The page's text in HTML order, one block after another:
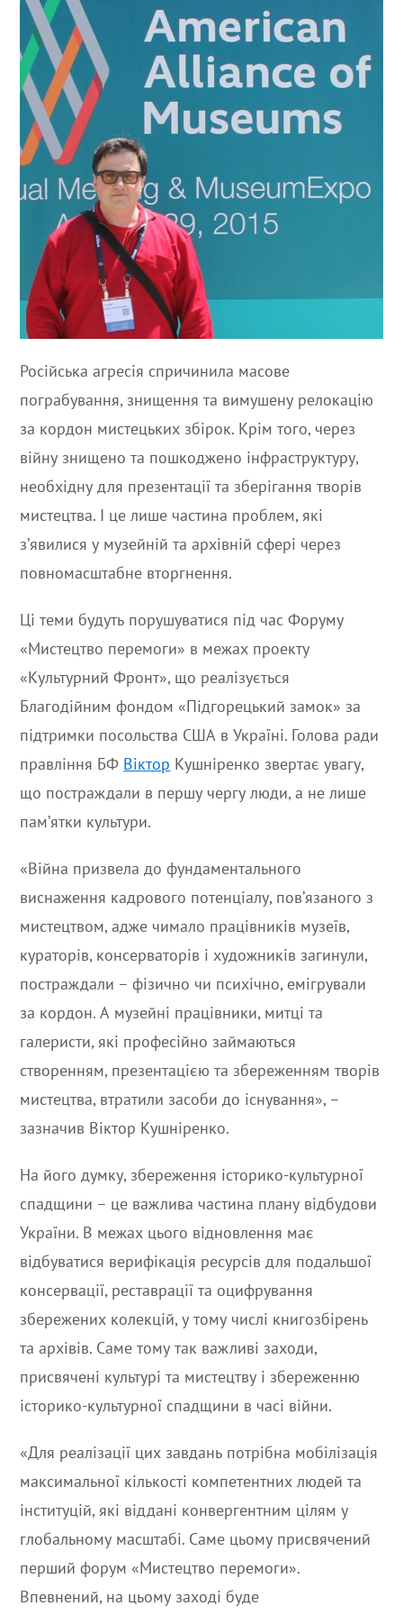
Російська агресія спричинила масове
пограбування, знищення та вимушену релокацію
за кордон мистецьких збірок. Крім того, через
війну знищено та пошкоджено інфраструктуру,
необхідну для презентації та зберігання творів
мистецтва. І це лише частина проблем, які
з’явилися у музейній та архівній сфері через
повномасштабне вторгнення.
Ці теми будуть порушуватися під час Форуму
«Мистецтво перемоги» в межах проекту
«Культурний Фронт», що реалізується
Благодійним фондом «Підгорецький замок» за
підтримки посольства США в Україні. Голова ради
правління БФ Віктор Кушніренко звертає увагу,
що постраждали в першу чергу люди, а не лише
пам’ятки культури.
«Війна призвела до фундаментального
виснаження кадрового потенціалу, пов’язаного з
мистецтвом, адже чимало працівників музеїв,
кураторів, консерваторів і художників загинули,
постраждали – фізично чи психічно, емігрували
за кордон. А музейні працівники, митці та
галеристи, які професійно займаються
створенням, презентацією та збереженням творів
мистецтва, втратили засоби до існування», –
зазначив Віктор Кушніренко.
На його думку, збереження історико-культурної
спадщини – це важлива частина плану відбудови
України. В межах цього відновлення має
відбуватися верифікація ресурсів для подальшої
консервації, реставрації та оцифрування
збережених колекцій, у тому числі книгозбірень
та архівів. Саме тому так важливі заходи,
присвячені культурі та мистецтву і збереженню
історико-культурної спадщини в часі війни.
«Для реалізації цих завдань потрібна мобілізація
максимальної кількості компетентних людей та
інституцій, які віддані конвергентним цілям у
глобальному масштабі. Саме цьому присвячений
перший форум «Мистецтво перемоги».
Впевнений, на цьому заході буде